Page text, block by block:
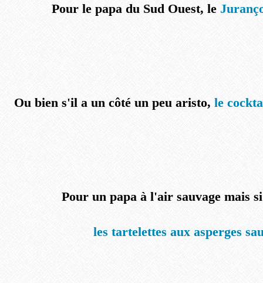
Pour le papa du Sud Ouest, le
Ou bien s'il a un côté un peu aristo, le
Pour un papa à l'air sauvage mais
les tartelettes aux asperges